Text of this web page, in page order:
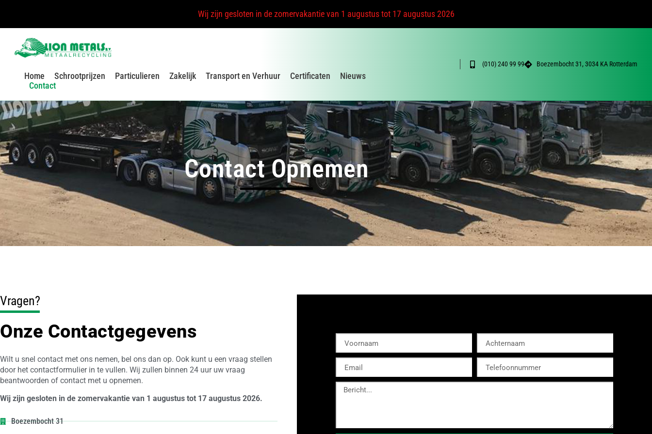
Wij zijn gesloten in de zomervakantie van 1 augustus tot 17 augustus 2026
Home Schrootprijzen Particulieren Zakelijk Transport en Verhuur Certificaten
Nieuws
Contact
(010) 240 99 99 Boezembocht 31, 3034 KA Rotterdam
Contact Opnemen
Vragen?
Onze Contactgegevens
Wilt u snel contact met ons nemen, bel ons dan op. Ook kunt u een vraag stellen
door het contactformulier in te vullen. Wij zullen binnen 24 uur uw vraag
beantwoorden of contact met u opnemen.
Wij zijn gesloten in de zomervakantie van 1 augustus tot 17 augustus 2026.
Boezembocht 31